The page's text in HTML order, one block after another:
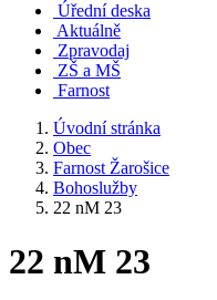
Úřední deska
Aktuálně
Zpravodaj
ZŠ a MŠ
Farnost
Úvodní stránka
Obec
Farnost Žarošice
Bohoslužby
22 nM 23
22 nM 23